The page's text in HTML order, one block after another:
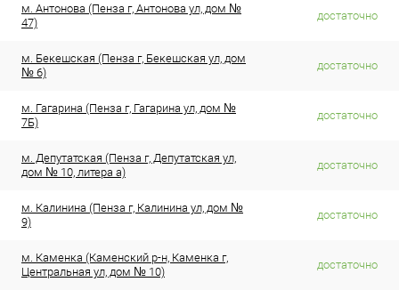
м. Антонова (Пенза г, Антонова ул, дом №
47)
достаточно
м. Бекешская (Пенза г, Бекешская ул, дом
№ 6)
достаточно
м. Гагарина (Пенза г, Гагарина ул, дом №
7Б)
достаточно
м. Депутатская (Пенза г, Депутатская ул,
дом № 10, литера а)
достаточно
м. Калинина (Пенза г, Калинина ул, дом №
9)
достаточно
м. Каменка (Каменский р-н, Каменка г,
Центральная ул, дом № 10)
достаточно